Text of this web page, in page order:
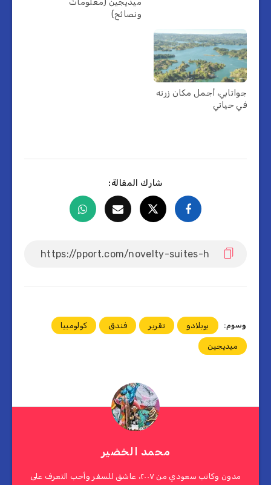
ميديجين (معلومات
ونصائح)
جواتابي، أجمل مكان زرته
في حياتي
شارك المقالة:
وسوم: بوبلادو تقرير فندق كولومبيا
ميديجين
محمد الخضير
مدون وكاتب سعودي من ٢٠٠٧، عاشق للسفر وأحب التعرف على